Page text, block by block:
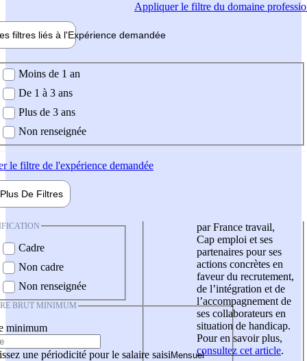
Appliquerle filtre du domaine
filtres liés à l'Expérience demandée
demandée
Moins de 1 an
De 1 à 3 ans
Plus de 3 ans
Non renseignée
le filtre de l'expérience demandée
Plus De Filtres
Cadre
Non cadre
Non renseignée
BRUT MINIMUM
minimum
une périodicité pour le salaire saisi
par France travail,
Cap emploi et ses
partenaires pour ses
actions concrètes en
faveur du recrutement,
de l’intégration et de
l’accompagnement de
ses collaborateurs en
situation de handicap.
Pour en savoir plus,
consultez cet article.